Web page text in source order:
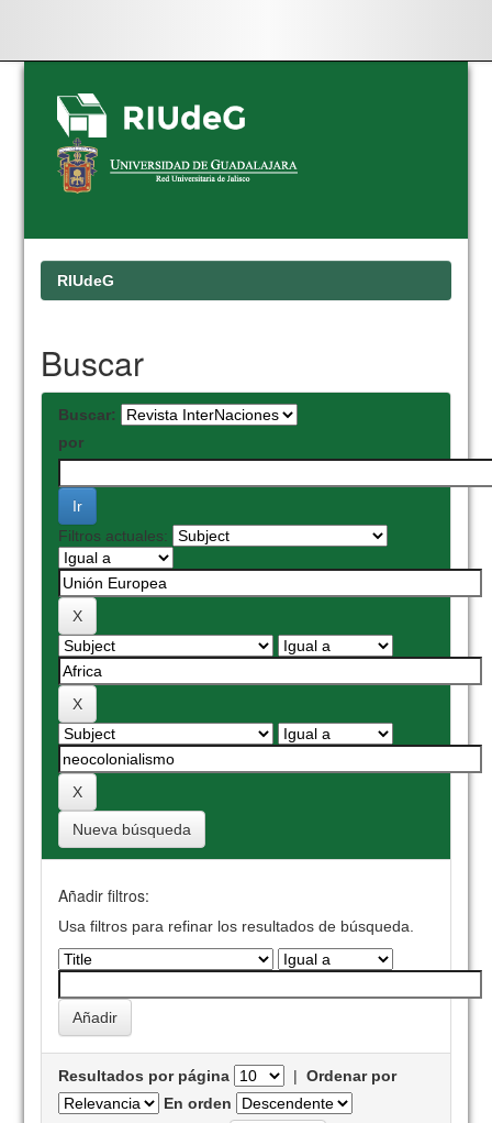
Skip
navigation
RIUdeG
Buscar
Buscar:
por
Filtros actuales:
Nueva búsqueda
Añadir filtros:
Usa filtros para refinar los resultados de búsqueda.
Resultados por página |Ordenar por
En orden